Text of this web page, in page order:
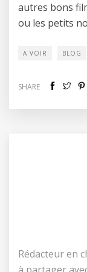
autres bons
ou les petits
A VOIR BLOG
SHARE
Rédacteur en